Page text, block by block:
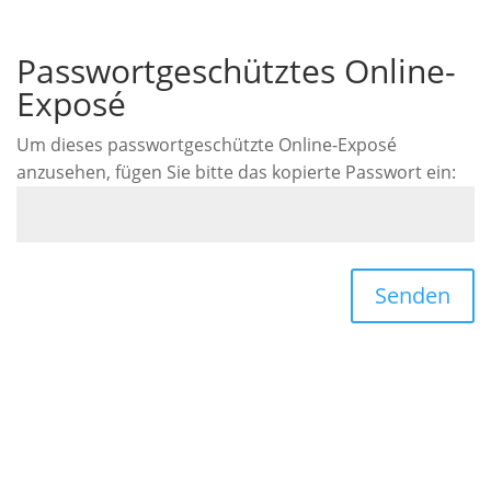
Passwortgeschütztes Online-
Exposé
Um dieses passwortgeschützte Online-Exposé
anzusehen, fügen Sie bitte das kopierte Passwort ein:
Senden